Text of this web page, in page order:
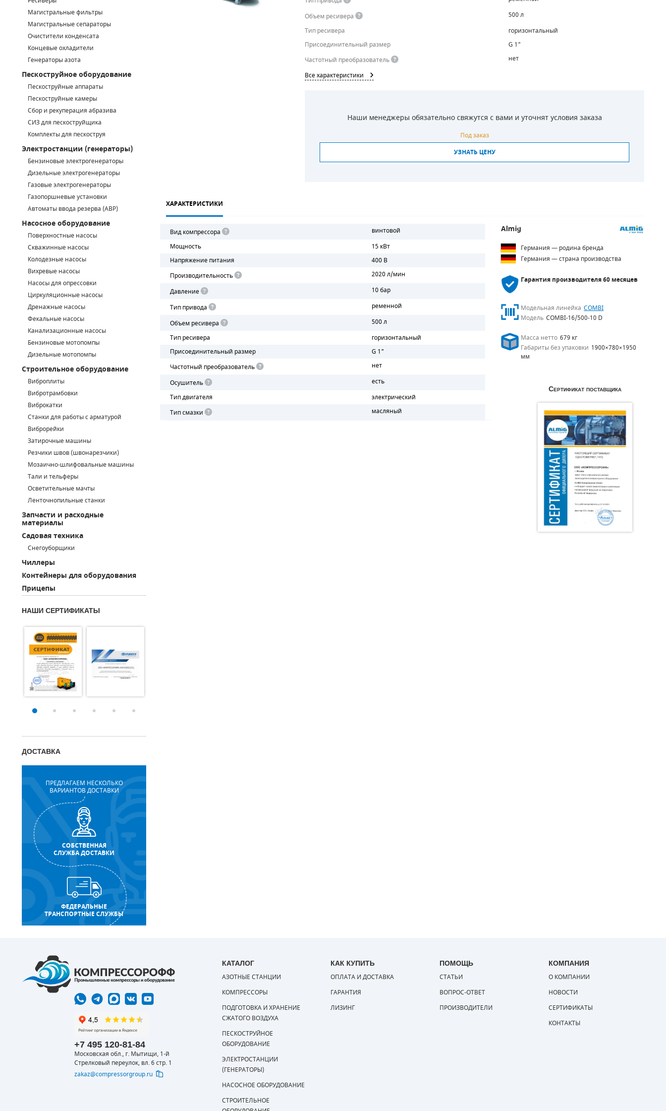
Магистральные фильтры
Магистральные сепараторы
Очистители конденсата
Концевые охладители
Генераторы азота
Пескоструйное оборудование
Пескоструйные аппараты
Пескоструйные камеры
Сбор и рекуперация абразива
СИЗ для пескоструйщика
Комплекты для пескоструя
Электростанции (генераторы)
Бензиновые электрогенераторы
Дизельные электрогенераторы
Газовые электрогенераторы
Газопоршневые установки
Автоматы ввода резерва (АВР)
Насосное оборудование
Поверхностные насосы
Скважинные насосы
Колодезные насосы
Вихревые насосы
Насосы для опрессовки
Циркуляционные насосы
Дренажные насосы
Фекальные насосы
Канализационные насосы
Бензиновые мотопомпы
Дизельные мотопомпы
Строительное оборудование
Виброплиты
Вибротрамбовки
Виброкатки
Станки для работы с арматурой
Виброрейки
Затирочные машины
Резчики швов (швонарезчики)
Мозаично-шлифовальные машины
Тали и тельферы
Осветительные мачты
Ленточнопильные станки
Запчасти и расходные
материалы
Садовая техника
Снегоуборщики
Чиллеры
Контейнеры для оборудования
Прицепы
НАШИ СЕРТИФИКАТЫ
ДОСТАВКА
ПРЕДЛАГАЕМ НЕСКОЛЬКО
ВАРИАНТОВ ДОСТАВКИ
СОБСТВЕННАЯ
СЛУЖБА ДОСТАВКИ
ФЕДЕРАЛЬНЫЕ
ТРАНСПОРТНЫЕ СЛУЖБЫ
Объем ресивера
500 л
Тип ресивера
горизонтальный
Присоединительный размер
G 1"
Частотный преобразователь
нет
Все характеристики
Наши менеджеры обязательно свяжутся с вами и уточнят условия заказа
Под заказ
УЗНАТЬ ЦЕНУ
ХАРАКТЕРИСТИКИ
Вид компрессора
винтовой
Мощность
15 кВт
Напряжение питания
400 В
Производительность
2020 л/мин
Давление
10 бар
Тип привода
ременной
Объем ресивера
500 л
Тип ресивера
горизонтальный
Присоединительный размер
G 1"
Частотный преобразователь
нет
Осушитель
есть
Тип двигателя
электрический
Тип смазки
масляный
Almig
Германия — родина бренда
Германия — страна производства
Гарантия производителя60 месяцев
Модельная линейка COMBI
Модель COMBI-16/500-10 D
Масса нетто 679 кг
Габариты без упаковки 1900×780×1950
мм
Сертификат поставщика
+7 495 120-81-84
Московская обл., г. Мытищи, 1-й
Стрелковый переулок, вл. 6 стр. 1
zakaz@compressorgroup.ru
КАТАЛОГ
АЗОТНЫЕ СТАНЦИИ
КОМПРЕССОРЫ
ПОДГОТОВКА И ХРАНЕНИЕ
СЖАТОГО ВОЗДУХА
ПЕСКОСТРУЙНОЕ
ОБОРУДОВАНИЕ
ЭЛЕКТРОСТАНЦИИ
(ГЕНЕРАТОРЫ)
НАСОСНОЕ ОБОРУДОВАНИЕ
СТРОИТЕЛЬНОЕ
КАК КУПИТЬ
ОПЛАТА И ДОСТАВКА
ГАРАНТИЯ
ЛИЗИНГ
ПОМОЩЬ
СТАТЬИ
ВОПРОС-ОТВЕТ
ПРОИЗВОДИТЕЛИ
КОМПАНИЯ
О КОМПАНИИ
НОВОСТИ
СЕРТИФИКАТЫ
КОНТАКТЫ
САДОВАЯ ТЕХНИКА
КОНТЕЙНЕРЫ ДЛЯ ОБОРУДОВАНИЯ
КАНАЛИЗАЦИОННЫЕ НАСОСЫ
ДИЗЕЛЬНЫЕ МОТОПОМПЫ
ТАЛИ И ТЕЛЬФЕРЫ
ЛЕНТОЧНОПИЛЬНЫЕ СТАНКИ
КОНТРОЛЛЕРЫ (БЛОКИ УПРАВЛЕНИЯ)
ВПУСКНЫЕ КЛАПАНЫ
ОБРАТНЫЕ КЛАПАНЫ
КЛАПАНЫ МИНИМАЛЬНОГО ДАВЛЕНИЯ
РЕЛЕ ДАВЛЕНИЯ ДЛЯ ДЛЯ КОМПРЕССОРОВ
ДАТЧИКИ
РУКАВА ВЫСОКОГО ДАВЛЕНИЯ (РВД)
ЗАПЧАСТИ ДЛЯ ВИНТОВЫХ КОМПРЕССОРОВ
СМЕННЫЕ ЭЛЕМЕНТЫ МАГИСТРАЛЬНЫХ ФИЛЬТРОВ
ДЛЯ АДСОРБЦИОННЫХ ОСУШИТЕЛЕЙ
ЭЛЕКТРОДВИГАТЕЛИ
БЕНЗИНОВЫЕ ДВИГАТЕЛИ
ДИЗЕЛЬНЫЕ ДВИГАТЕЛИ
ФИЛЬТРЫ ТОПЛИВНЫЕ
МОТОРНОЕ МАСЛО
РАДИАТОРЫ
ПОДШИПНИКИ
ПОРШНЕВЫЕ БЛОКИ
ДЕТАЛИ ПОРШНЕВЫХ КОМПРЕССОРОВ
ДЕТАЛИ СПИРАЛЬНЫХ КОМПРЕССОРОВ
ДЕТАЛИ НАСОСНОЙ ЧАСТИ
ДЕТАЛИ ПОГРУЖНЫХ НАСОСОВ
ШЛАНГИ ДЛЯ МОТОПОМП
ДЛЯ ВАКУУМНЫХ НАСОСОВ